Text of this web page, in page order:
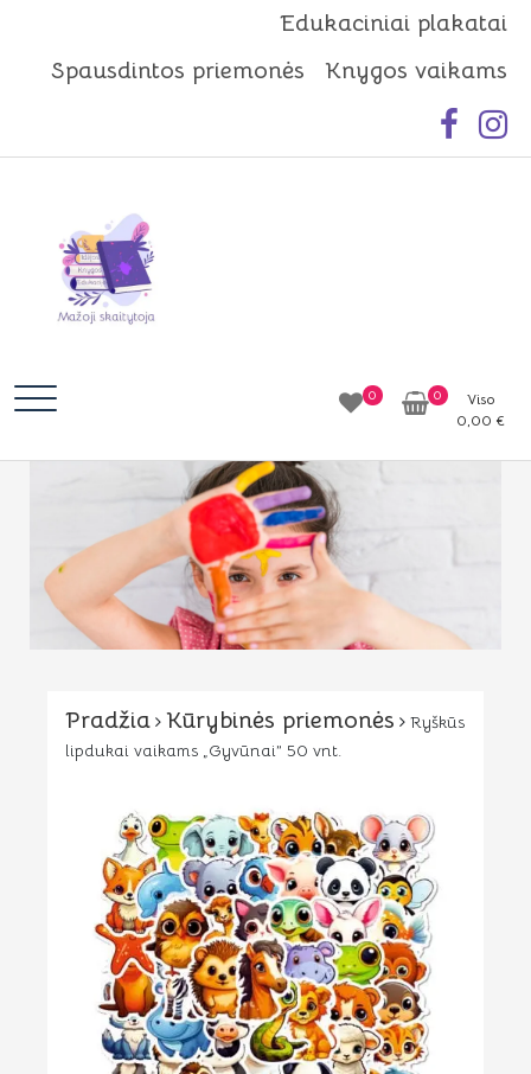
content
Edukaciniai plakatai
Spausdintos priemonės
Knygos vaikams
0 0
Viso
0,00 €
Pradžia Kūrybinės priemonės
Ryškūs
lipdukai vaikams „Gyvūnai” 50 vnt.